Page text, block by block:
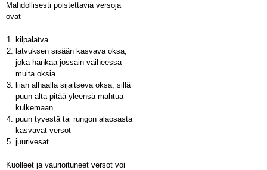
Mahdollisesti poistettavia versoja
ovat
kilpalatva
latvuksen sisään kasvava oksa,
joka hankaa jossain vaiheessa
muita oksia
liian alhaalla sijaitseva oksa, sillä
puun alta pitää yleensä mahtua
kulkemaan
puun tyvestä tai rungon alaosasta
kasvavat versot
juurivesat
Kuolleet ja vaurioituneet versot voi